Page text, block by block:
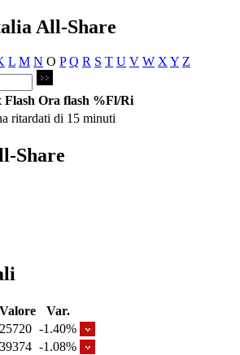
All-Share
L M N O P Q R S T U V W X Y Z
Flash Ora flash %Fl/Ri
ritardati di 15 minuti
Share
Valore
Var.
25720 -1.40%
39374 -1.08%